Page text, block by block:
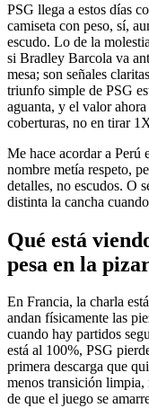
PSG llega a estos días
camiseta con peso, sí,
escudo. Lo de la
si Bradley Barcola va
mesa; son señales
triunfo simple de PSG
aguanta, y el valor
coberturas, no en tirar
Me hace acordar a Perú
nombre metía respeto,
detalles, no escudos. O
distinta la cancha
Qué está
pesa en la
En Francia, la charla
andan físicamente las
cuando hay partidos
está al 100%, PSG
primera descarga que
menos transición limpia,
de que el juego se